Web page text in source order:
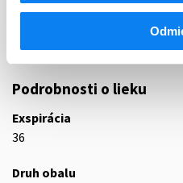
C10BA
Kombinácie
hladinu lipidov
Podrobnosti o lieku
Exspirácia
36
Druh obalu